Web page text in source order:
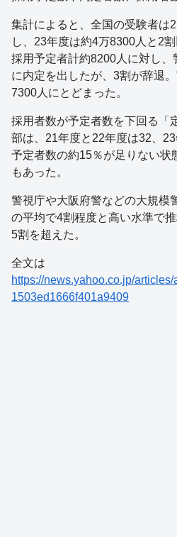
集計によると、全国の受験者は
し、23年度は約4万8300人と2
採用予定者計約8200人に対し、
に内定を出したが、3割が辞退
7300人にとどまった。
採用者数が予定者数を下回る「
部は、21年度と22年度は32、
予定者数の約15％が足りない状
もあった。
警視庁や大阪府警などの大規模
の平均で4割程度と高い水準で
5割を超えた。
全文は
https://news.yahoo.co.jp/
1503ed1666f401a9409